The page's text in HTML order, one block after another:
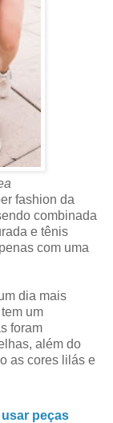
fashion da
combinada
e tênis
com uma
dia mais
tem um
foram
além do
as cores lilás e
peças